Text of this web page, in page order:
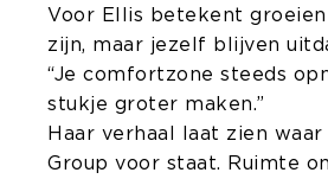
Voor Ellis betekent
zijn, maar jezelf blijven
“Je comfortzone steeds
stukje groter maken.”
Haar verhaal laat zien
Group voor staat. Ruimte